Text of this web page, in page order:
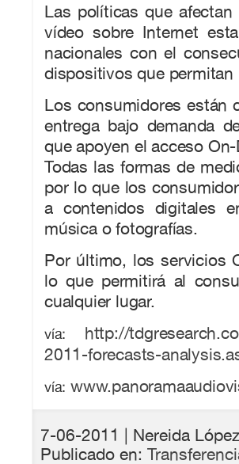
Las políticas que
vídeo sobre Internet
nacionales con el
dispositivos que permitan
Los consumidores están
entrega bajo demanda
que apoyen el acceso
Todas las formas de
por lo que los
a contenidos digitales
música o fotografías.
Por último, los servicios
lo que permitirá al
cualquier lugar.
vía:
http://
2011-forecasts-
vía:
7-06-2011 | Nereida
Publicado en: